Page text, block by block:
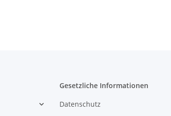
Gesetzliche Informationen
Datenschutz